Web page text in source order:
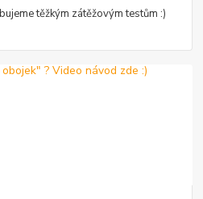
těžkým zátěžovým testům :)